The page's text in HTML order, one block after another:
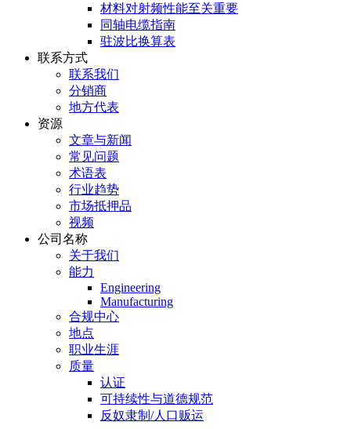
材料对射频性能至关重要
同轴电缆指南
驻波比换算表
联系方式
联系我们
分销商
地方代表
资源
文章与新闻
常见问题
术语表
行业趋势
市场抵押品
视频
公司名称
关于我们
能力
Engineering
Manufacturing
合规中心
地点
职业生涯
质量
认证
可持续性与道德规范
反奴隶制/人口贩运